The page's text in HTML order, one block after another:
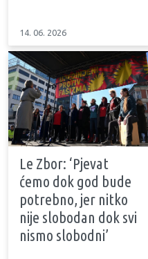
14. 06. 2026
Le Zbor: ‘Pjevat
ćemo dok god bude
potrebno, jer nitko
nije slobodan dok svi
nismo slobodni’